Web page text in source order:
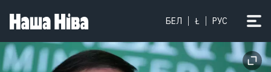
БЕЛ Ł РУС
Зладзіла дзень нараджэння для
дарагога сабакі мальтыпу,
марыць аб унуках: як цяпер жыве
Анжаліка Агурбаш